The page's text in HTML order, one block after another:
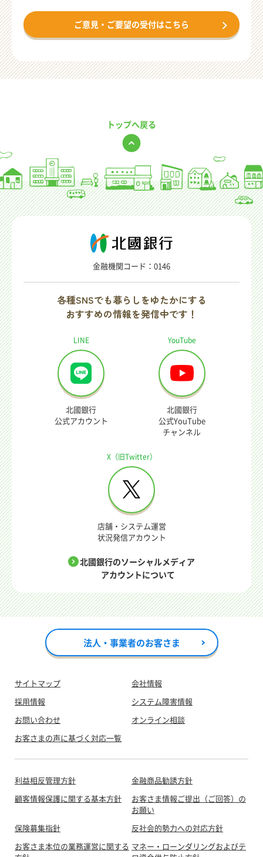
ご意見・ご要望の受付はこちら
トップへ戻る
金融機関コード：0146
各種SNSでも暮らしをゆたかにする
おすすめの情報を発信中です！
LINE
北國銀行
公式アカウント
YouTube
北國銀行
公式YouTube
チャンネル
X（旧Twitter）
店舗・システム運営
状況発信アカウント
北國銀行のソーシャルメディア
アカウントについて
法人・事業者のお客さま
サイトマップ
会社情報
採用情報
システム障害情報
お問い合わせ
オンライン相談
お客さまの声に基づく対応一覧
利益相反管理方針
金融商品勧誘方針
顧客情報保護に関する基本方針
お客さま情報ご提出（ご回答）の
お願い
保険募集指針
反社会的勢力への対応方針
お客さま本位の業務運営に関する マネー・ローンダリングおよびテ